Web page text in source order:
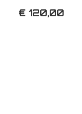
€ 120,00